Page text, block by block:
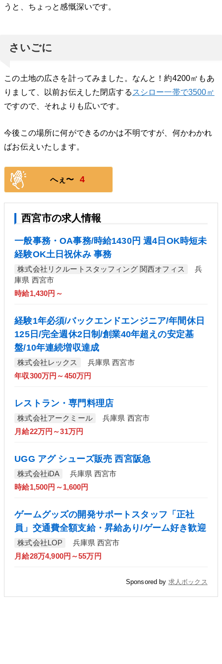
うと、ちょっと感慨深いです。
さいごに
この土地の広さを計ってみました。なんと！約4200㎡もあ
りまして、以前お伝えした閉店する スシロー一帯で3500㎡
ですので、それよりも広いです。
今後この場所に何ができるのかは不明ですが、何かわかれ
ばお伝えいたします。
へぇ〜 4
西宮市の求人情報
一般事務・OA事務/時給1430円 週4日OK時短未
経験OK土日祝休み 事務
株式会社リクルートスタッフィング 関西オフィス
兵
庫県 西宮市
時給1,430円～
経験1年必須/バックエンドエンジニア/年間休日
125日/完全週休2日制/創業40年超えの安定基
盤/10年連続増収達成
株式会社レックス
兵庫県 西宮市
年収300万円～450万円
レストラン・専門料理店
株式会社アークミール
兵庫県 西宮市
月給22万円～31万円
UGG アグ シューズ販売 西宮阪急
株式会社iDA
兵庫県 西宮市
時給1,500円～1,600円
ゲームグッズの開発サポートスタッフ「正社
員」交通費全額支給・昇給あり/ゲーム好き歓迎
株式会社LOP
兵庫県 西宮市
月給28万4,900円～55万円
Sponsored by 求人ボックス